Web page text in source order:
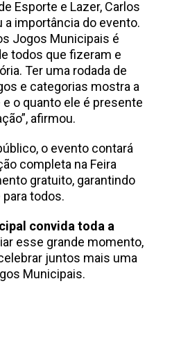
Esporte e Lazer, Carlos
importância do evento.
Jogos Municipais é
todos que fizeram e
Ter uma rodada de
e categorias mostra a
o quanto ele é presente
afirmou.
o evento contará
completa na Feira
gratuito, garantindo
todos.
convida toda a
esse grande momento,
juntos mais uma
Municipais.